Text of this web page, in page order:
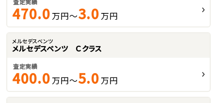
470.0 万円～3.0 万円
メルセデスベンツ
メルセデスベンツ Ｃクラス
査定実績
400.0 万円～5.0 万円